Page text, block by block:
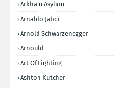
Arkham Asylum
Arnaldo Jabor
Arnold Schwarzenegger
Arnould
Art Of Fighting
Ashton Kutcher